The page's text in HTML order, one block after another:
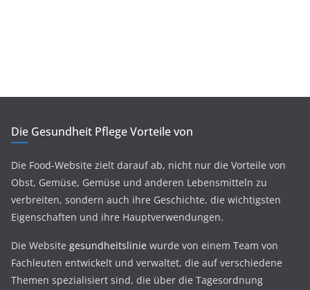
Die Gesundheit Pflege Vorteile von
Die Food-Website zielt darauf ab, nicht nur die Vorteile von
Obst, Gemüse, Gemüse und anderen Lebensmitteln zu
verbreiten, sondern auch ihre Geschichte, die wichtigsten
Eigenschaften und ihre Hauptverwendungen.
Die Website gesundheitslinie wurde von einem Team von
Fachleuten entwickelt und verwaltet, die auf verschiedene
Themen spezialisiert sind, die über die Tagesordnung